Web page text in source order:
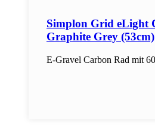
Simplon Grid eLight
Graphite Grey (53cm)
E-Gravel Carbon Rad mit